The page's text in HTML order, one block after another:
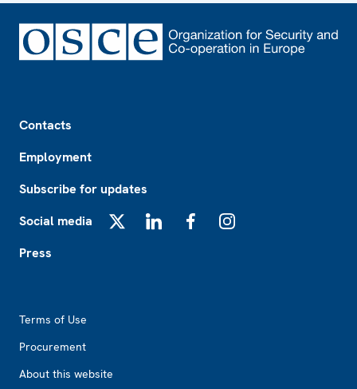
Contacts
Employment
Subscribe for updates
Social media
Press
Terms of Use
Procurement
About this website